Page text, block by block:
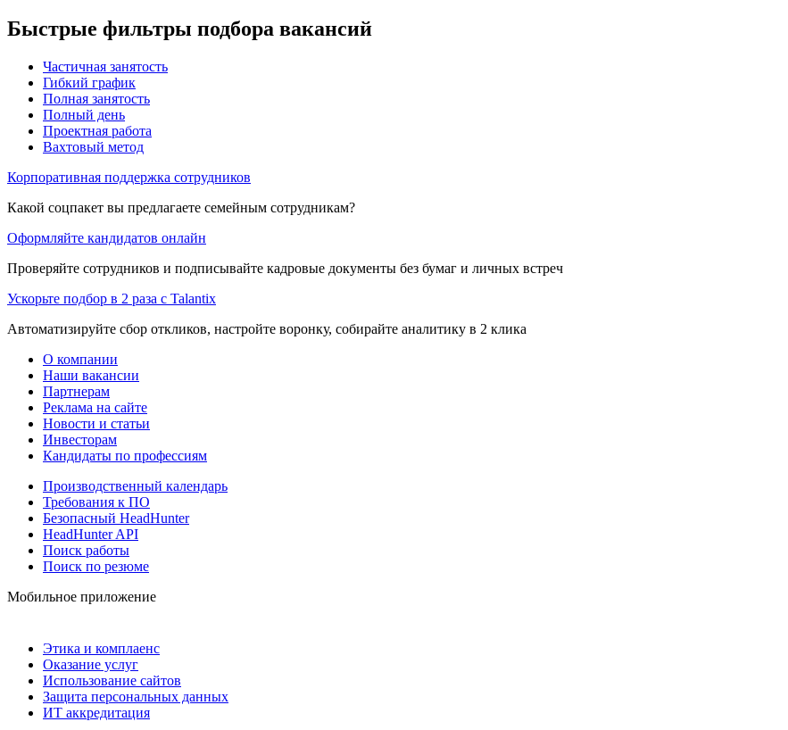
Быстрые фильтры подбора вакансий
Частичная занятость
Гибкий график
Полная занятость
Полный день
Проектная работа
Вахтовый метод
Корпоративная поддержка сотрудников
Какой соцпакет вы предлагаете семейным сотрудникам?
Оформляйте кандидатов онлайн
Проверяйте сотрудников и подписывайте кадровые документы без бумаг и личных встреч
Ускорьте подбор в 2 раза с Talantix
Автоматизируйте сбор откликов, настройте воронку, собирайте аналитику в 2 клика
О компании
Наши вакансии
Партнерам
Реклама на сайте
Новости и статьи
Инвесторам
Кандидаты по профессиям
Производственный календарь
Требования к ПО
Безопасный HeadHunter
HeadHunter API
Поиск работы
Поиск по резюме
Мобильное приложение
Этика и комплаенс
Оказание услуг
Использование сайтов
Защита персональных данных
ИТ аккредитация